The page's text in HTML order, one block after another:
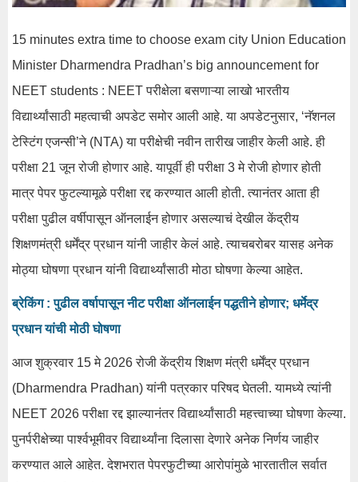
15 minutes extra time to choose exam city Union Education
Minister Dharmendra Pradhan’s big announcement for
NEET students : NEET परीक्षेला बसणाऱ्या लाखो भारतीय
विद्यार्थ्यांसाठी महत्वाची अपडेट समोर आली आहे. या अपडेटनुसार, ‘नॅशनल
टेस्टिंग एजन्सी’ने (NTA) या परीक्षेची नवीन तारीख जाहीर केली आहे. ही
परीक्षा 21 जून रोजी होणार आहे. यापूर्वी ही परीक्षा 3 मे रोजी होणार होती
मात्र पेपर फुटल्यामूळे परीक्षा रद्द करण्यात आली होती. त्यानंतर आता ही
परीक्षा पुढील वर्षीपासून ऑनलाईन होणार असल्याचं देखील केंद्रीय
शिक्षणमंत्री धर्मेंद्र प्रधान यांनी जाहीर केलं आहे. त्याचबरोबर यासह अनेक
मोठ्या घोषणा प्रधान यांनी विद्यार्थ्यांसाठी मोठा घोषणा केल्या आहेत.
ब्रेकिंग : पुढील वर्षापासून नीट परीक्षा ऑनलाईन पद्धतीने होणार; धर्मेद्र
प्रधान यांची मोठी घोषणा
आज शुक्रवार 15 मे 2026 रोजी केंद्रीय शिक्षण मंत्री धर्मेंद्र प्रधान
(Dharmendra Pradhan) यांनी पत्रकार परिषद घेतली. यामध्ये त्यांनी
NEET 2026 परीक्षा रद्द झाल्यानंतर विद्यार्थ्यांसाठी महत्त्वाच्या घोषणा केल्या.
पुनर्परीक्षेच्या पार्श्वभूमीवर विद्यार्थ्यांना दिलासा देणारे अनेक निर्णय जाहीर
करण्यात आले आहेत. देशभरात पेपरफुटीच्या आरोपांमुळे भारतातील सर्वात